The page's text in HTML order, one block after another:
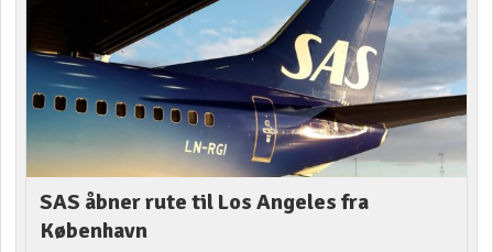
SAS åbner rute til Los Angeles fra
København